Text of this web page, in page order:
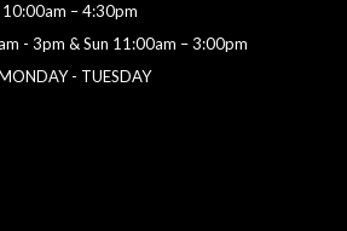
– 4:30pm
- 3pm & Sun 11:00am – 3:00pm
- TUESDAY